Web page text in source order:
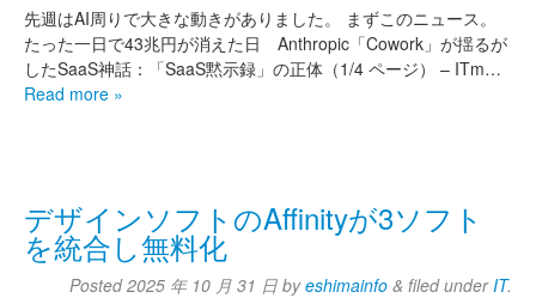
先週はAI周りで大きな動きがありました。 まずこのニュース。
たった一日で43兆円が消えた日 Anthropic「Cowork」が揺るが
したSaaS神話：「SaaS黙示録」の正体（1/4 ページ） – ITm…
Read more »
デザインソフトのAffinityが3ソフト
を統合し無料化
Posted2025 年 10 月 31 日 byeshimainfo & filed under IT.